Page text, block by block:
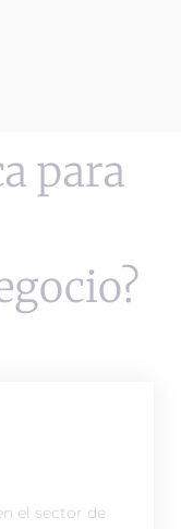
para
el sector de